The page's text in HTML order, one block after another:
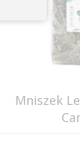
Mniszek